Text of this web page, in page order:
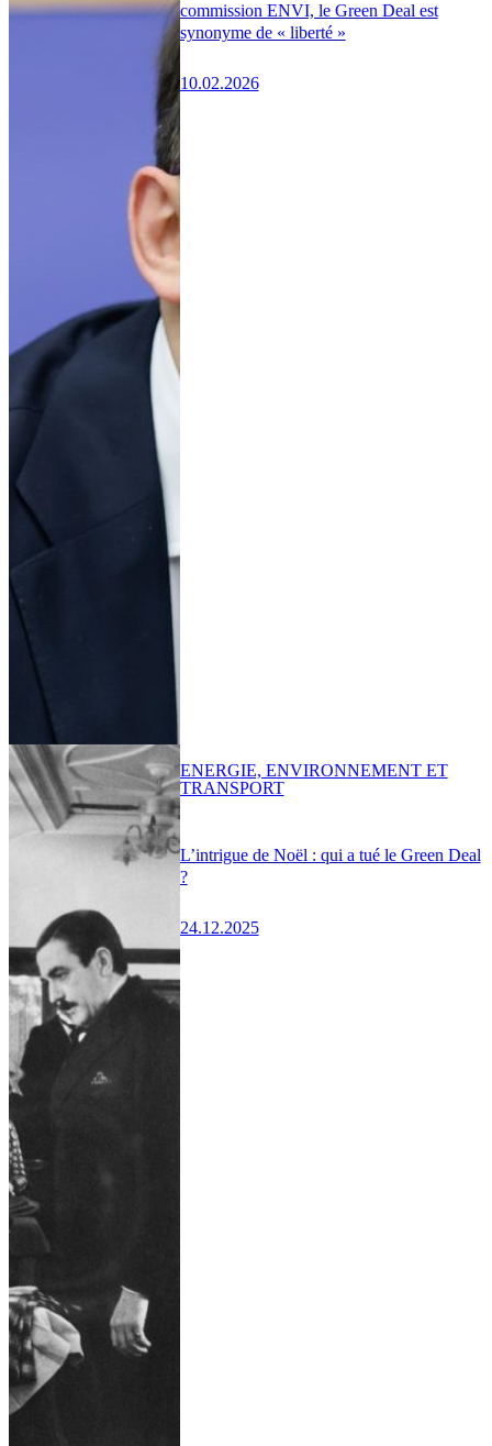
commission ENVI, le Green Deal est
synonyme de « liberté »
10.02.2026
L’intrigue de Noël : qui a tué le Green Deal
?
24.12.2025
ENERGIE, ENVIRONNEMENT ET
TRANSPORT